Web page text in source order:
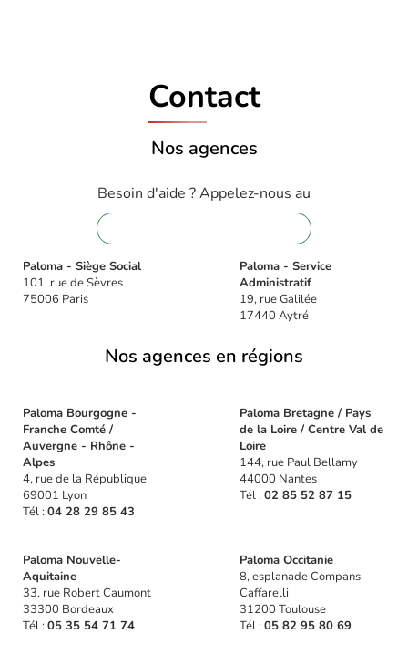
Contact
Nos agences
Besoin d'aide ? Appelez-nous au
Paloma - Siège Social
101, rue de Sèvres
75006 Paris
Paloma - Service
Administratif
19, rue Galilée
17440 Aytré
Nos agences en régions
Paloma Bourgogne -
Franche Comté /
Auvergne - Rhône -
Alpes
4, rue de la République
69001 Lyon
Tél : 04 28 29 85 43
Paloma Bretagne / Pays
de la Loire / Centre Val de
Loire
144, rue Paul Bellamy
44000 Nantes
Tél : 02 85 52 87 15
Paloma Nouvelle-
Aquitaine
33, rue Robert Caumont
33300 Bordeaux
Tél : 05 35 54 71 74
Paloma Occitanie
8, esplanade Compans
Caffarelli
31200 Toulouse
Tél : 05 82 95 80 69